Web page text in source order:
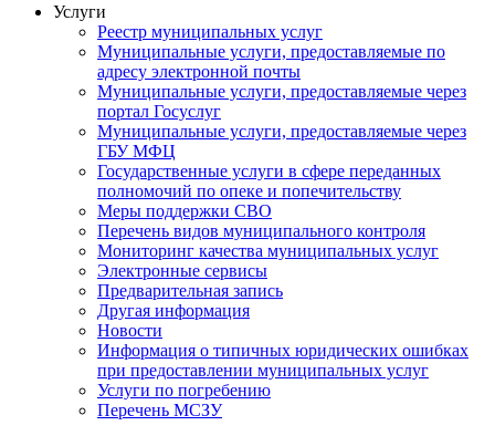
Услуги
Реестр муниципальных услуг
Муниципальные услуги, предоставляемые по
адресу электронной почты
Муниципальные услуги, предоставляемые через
портал Госуслуг
Муниципальные услуги, предоставляемые через
ГБУ МФЦ
Государственные услуги в сфере переданных
полномочий по опеке и попечительству
Меры поддержки СВО
Перечень видов муниципального контроля
Мониторинг качества муниципальных услуг
Электронные сервисы
Предварительная запись
Другая информация
Новости
Информация о типичных юридических ошибках
при предоставлении муниципальных услуг
Услуги по погребению
Перечень МСЗУ